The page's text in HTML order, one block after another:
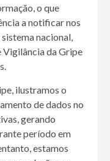
o que
a notificar nos
nacional,
Vigilância da Gripe
ilustramos o
de dados no
gerando
período em
estamos